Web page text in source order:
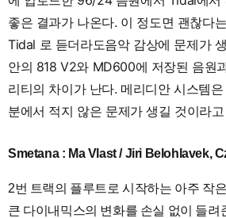
좋은 결과가 나온다. 이 정도면 괜찮다
Tidal 로 듣더라도음악 감상에 문제가
안의 818 V2와 MD600에 저장된 음원
리티의 차이가 난다. 메리디안 시스템
분에서 적지 않은 문제가 생길 것이라
Smetana : Ma Vlast / Jiri Belohlavek,
2번 트랙의 플루트로 시작하는 아주 작
큰 다이내믹스의 변화를 손실 없이 들